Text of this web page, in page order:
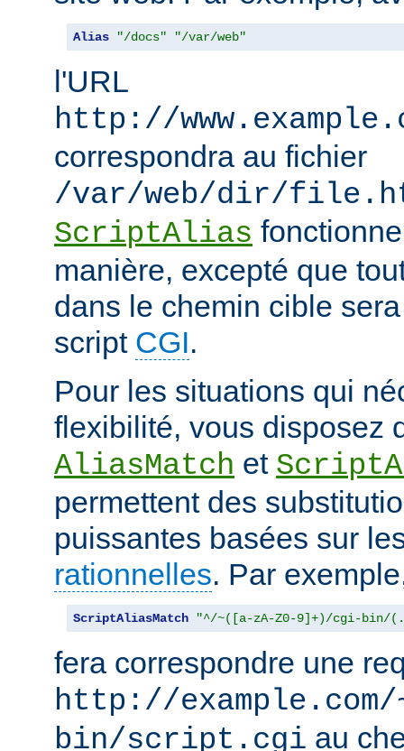
Alias "/docs" "/var/web"
l'URL
http://
correspondra au fichier
/var/web/dir/
ScriptAlias
manière, excepté que
dans le chemin cible
script CGI.
Pour les situations qui
flexibilité, vous disposez
AliasMatch et
permettent des
puissantes basées sur
rationnelles. Par
ScriptAliasMatch "^/~([a-zA-Z0-9]+)/cgi-bin/
fera correspondre une
http://
bin/script.cgi au